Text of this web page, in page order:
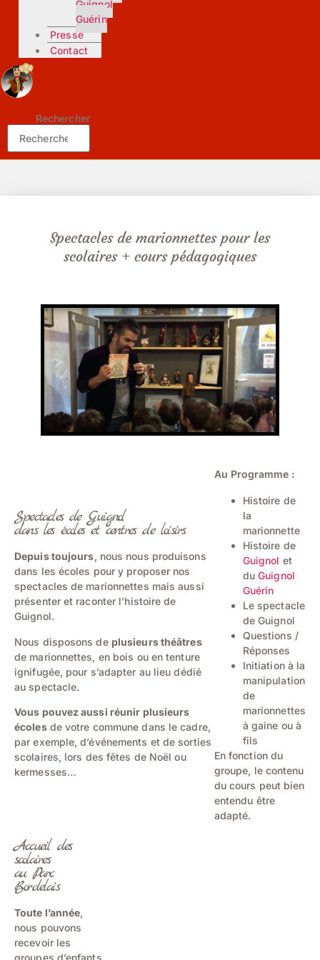
Guignol
Guérin
Presse
Contact
Rechercher
Spectacles de marionnettes pour les
scolaires + cours pédagogiques
Spectacles de Guignol
dans les écoles et centres de loisirs
Depuis toujours, nous nous produisons
dans les écoles pour y proposer nos
spectacles de marionnettes mais aussi
présenter et raconter l’histoire de
Guignol.
Nous disposons de plusieurs théâtres
de marionnettes, en bois ou en tenture
ignifugée, pour s’adapter au lieu dédié
au spectacle.
Vous pouvez aussi réunir plusieurs
écolesde votre commune dans le cadre,
par exemple, d’événements et de sorties
scolaires, lors des fêtes de Noël ou
kermesses…
Au Programme :
Histoire de
la
marionnette
Histoire de
Guignol et
duGuignol
Guérin
Le spectacle
de Guignol
Questions /
Réponses
Initiation à la
manipulation
de
marionnettes
à gaine ou à
fils
En fonction du
groupe, le contenu
du cours peut bien
entendu être
adapté.
Accueil des
scolaires
au Parc
Bordelais
Toute l’année,
nous pouvons
recevoir les
groupes d’enfants